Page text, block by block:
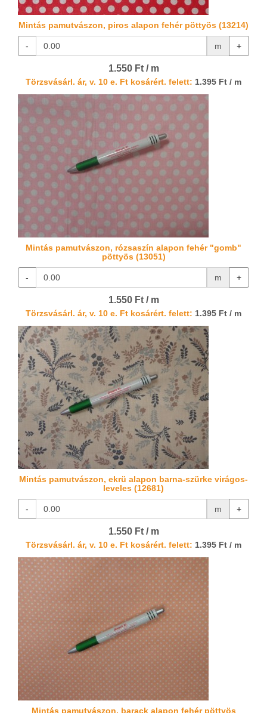
Mintás pamutvászon, piros alapon fehér pöttyös (13214)
- m +
1.550 Ft / m
Törzsvásárl. ár, v. 10 e. Ft kosárért. felett: 1.395 Ft / m
Mintás pamutvászon, rózsaszín alapon fehér "gomb"
pöttyös (13051)
- m +
1.550 Ft / m
Törzsvásárl. ár, v. 10 e. Ft kosárért. felett: 1.395 Ft / m
Mintás pamutvászon, ekrü alapon barna-szürke virágos-
leveles (12681)
- m +
1.550 Ft / m
Törzsvásárl. ár, v. 10 e. Ft kosárért. felett: 1.395 Ft / m
Mintás pamutvászon, barack alapon fehér pöttyös